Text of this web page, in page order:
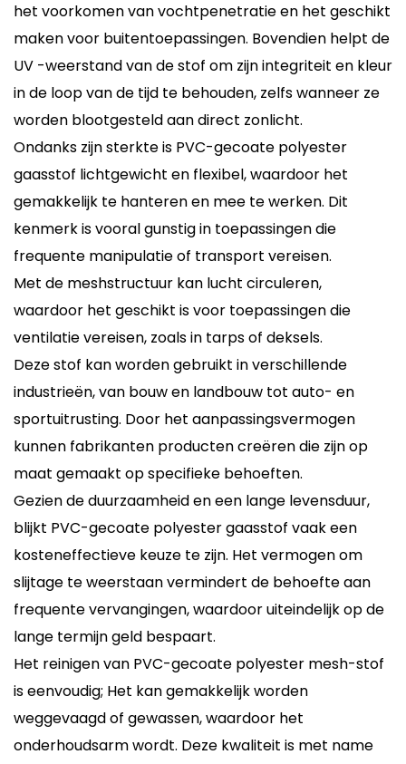
het voorkomen van vochtpenetratie en het geschikt
maken voor buitentoepassingen. Bovendien helpt de
UV -weerstand van de stof om zijn integriteit en kleur
in de loop van de tijd te behouden, zelfs wanneer ze
worden blootgesteld aan direct zonlicht.
Ondanks zijn sterkte is PVC-gecoate polyester
gaasstof lichtgewicht en flexibel, waardoor het
gemakkelijk te hanteren en mee te werken. Dit
kenmerk is vooral gunstig in toepassingen die
frequente manipulatie of transport vereisen.
Met de meshstructuur kan lucht circuleren,
waardoor het geschikt is voor toepassingen die
ventilatie vereisen, zoals in tarps of deksels.
Deze stof kan worden gebruikt in verschillende
industrieën, van bouw en landbouw tot auto- en
sportuitrusting. Door het aanpassingsvermogen
kunnen fabrikanten producten creëren die zijn op
maat gemaakt op specifieke behoeften.
Gezien de duurzaamheid en een lange levensduur,
blijkt PVC-gecoate polyester gaasstof vaak een
kosteneffectieve keuze te zijn. Het vermogen om
slijtage te weerstaan ​​vermindert de behoefte aan
frequente vervangingen, waardoor uiteindelijk op de
lange termijn geld bespaart.
Het reinigen van PVC-gecoate polyester mesh-stof
is eenvoudig; Het kan gemakkelijk worden
weggevaagd of gewassen, waardoor het
onderhoudsarm wordt. Deze kwaliteit is met name